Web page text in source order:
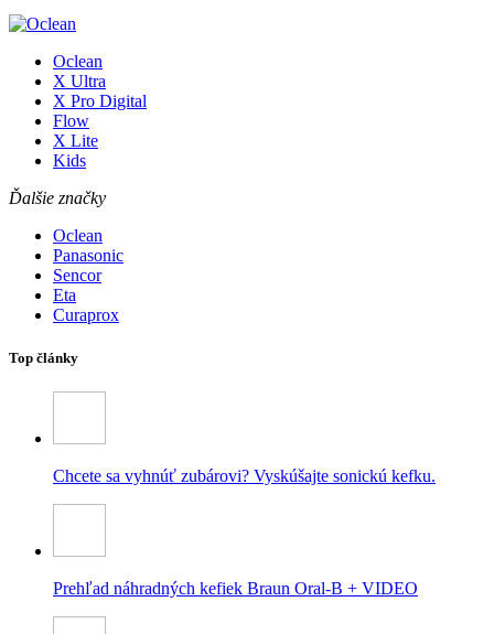
Oclean
X Ultra
X Pro Digital
Flow
X Lite
Kids
Ďalšie značky
Oclean
Panasonic
Sencor
Eta
Curaprox
Top články
Chcete sa vyhnúť zubárovi? Vyskúšajte sonickú kefku.
Prehľad náhradných kefiek Braun Oral-B + VIDEO